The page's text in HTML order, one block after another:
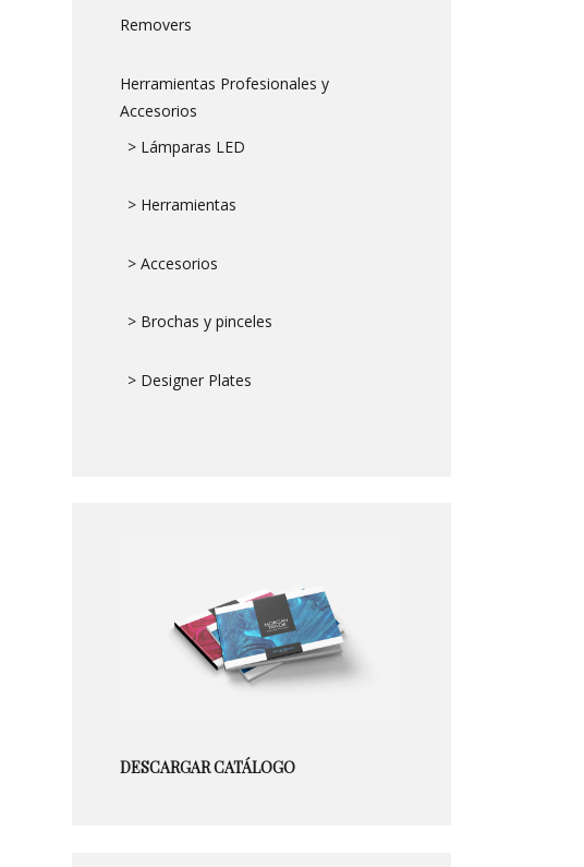
Removers
Herramientas Profesionales y
Accesorios
> Lámparas LED
> Herramientas
> Accesorios
> Brochas y pinceles
> Designer Plates
DESCARGAR CATÁLOGO